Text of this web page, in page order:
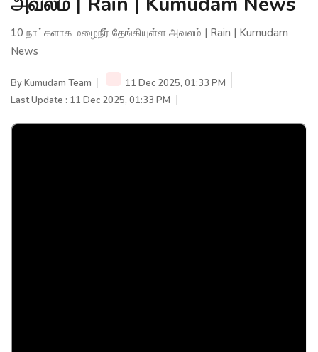
10 நாட்களாக மழைநீர் தேங்கியுள்ள அவலம் | Rain | Kumudam
News
ByKumudam Team
11 Dec 2025, 01:33 PM
Last Update : 11 Dec 2025, 01:33 PM